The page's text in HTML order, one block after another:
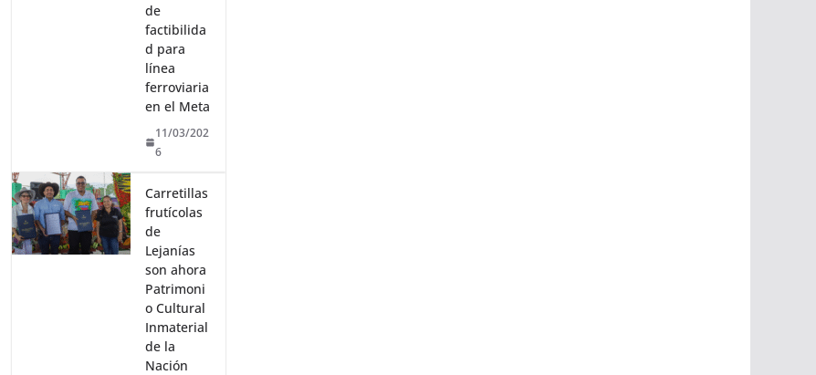
de
factibilida
d para
línea
ferroviaria
en el Meta
11/03/202
6
Carretillas
frutícolas
de
Lejanías
son ahora
Patrimoni
o Cultural
Inmaterial
de la
Nación